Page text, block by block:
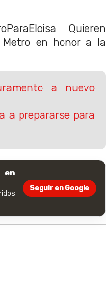
Quieren
en honor a la
a nuevo
a prepararse para
en
Seguir en Google